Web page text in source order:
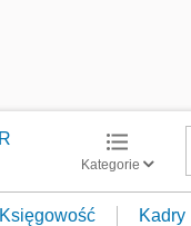
Kategorie
Księgowość Kadry